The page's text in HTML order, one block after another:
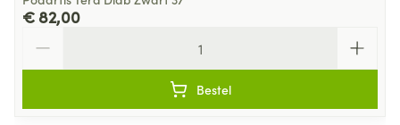
€ 82,00
Bestel